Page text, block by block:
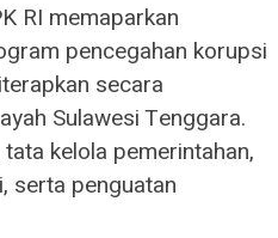
RI memaparkan
pencegahan korupsi
secara
Sulawesi Tenggara.
kelola pemerintahan,
serta penguatan